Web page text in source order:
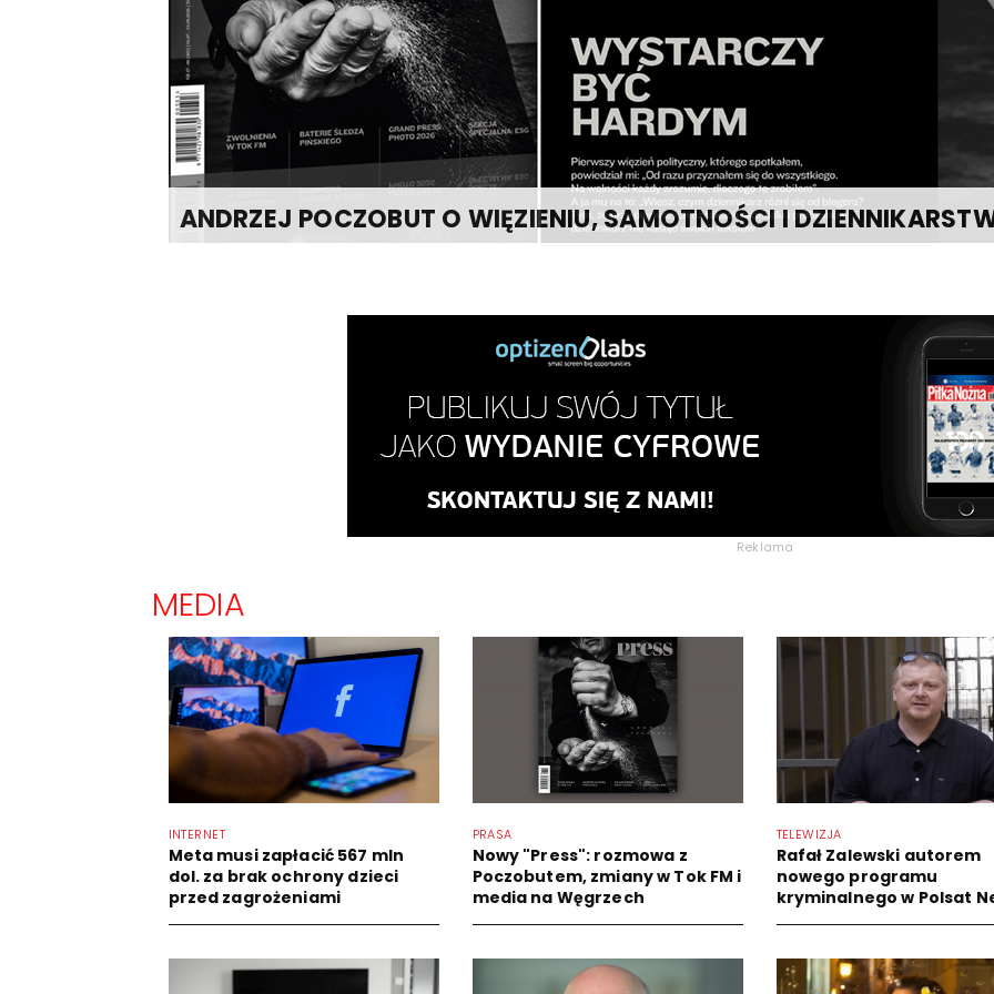
ANDRZEJ POCZOBUT O WIĘZIENIU, SAMOTNOŚCI I
Reklama
MEDIA
INTERNET
Meta musi zapłacić 567 mln
dol. za brak ochrony dzieci
przed zagrożeniami
PRASA
Nowy "Press": rozmowa z
Poczobutem, zmiany w Tok FM i
media na Węgrzech
TELEWIZJA
Rafał Zalewski autorem
nowego programu
kryminalnego w Polsat